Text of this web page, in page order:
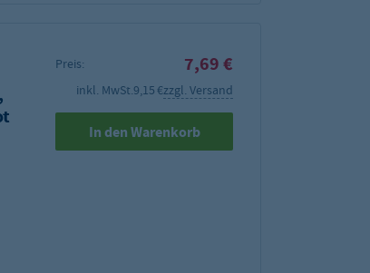
Preis: 7,69 €
inkl. MwSt.9,15 €zzgl. Versand
In den Warenkorb